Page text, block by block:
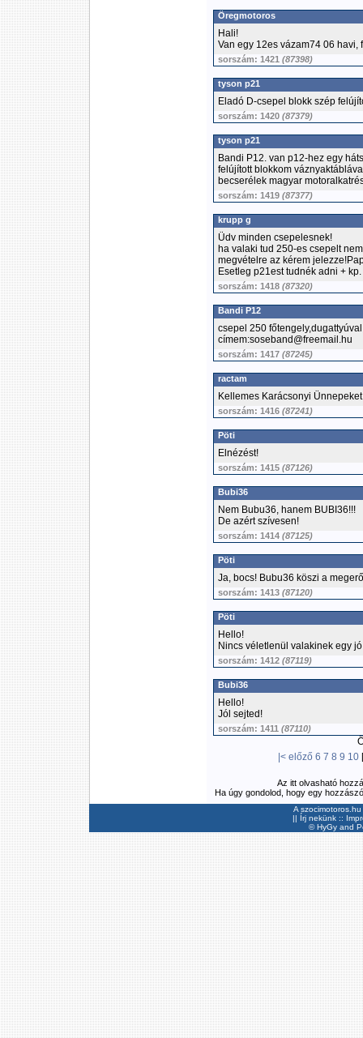
Öregmotoros
Hali!
Van egy 12es vázam74 06 havi,
sorszám: 1421 (87398)
tyson p21
Eladó D-csepel blokk szép
sorszám: 1420 (87379)
tyson p21
Bandi P12. van p12-hez egy
felújított blokkom
becserélek magyar
sorszám: 1419 (87377)
krupp g
Üdv minden csepelesnek!
ha valaki tud 250-es csepelt
megvételre az kérem
Esetleg p21est tudnék adni + kp.
sorszám: 1418 (87320)
Bandi P12
csepel 250
címem:soseband@freemail.hu
sorszám: 1417 (87245)
ractam
Kellemes Karácsonyi
sorszám: 1416 (87241)
Pöti
Elnézést!
sorszám: 1415 (87126)
Bubi36
Nem Bubu36, hanem BUBI36!!!
De azért szívesen!
sorszám: 1414 (87125)
Pöti
Ja, bocs! Bubu36 köszi a
sorszám: 1413 (87120)
Pöti
Hello!
Nincs véletlenül valakinek egy
sorszám: 1412 (87119)
Bubi36
Hello!
Jól sejted!
sorszám: 1411 (87110)
|< előző 6 7 8 9 10
Az itt olvasható
Ha úgy gondolod, hogy egy
A
|| Írj nekünk ::
©HyGyand